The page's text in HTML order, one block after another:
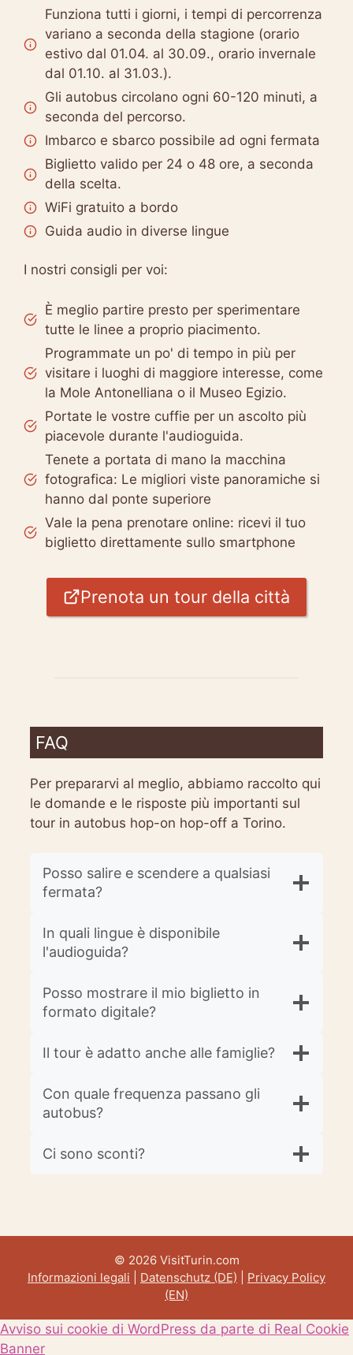
Funziona tutti i giorni, i tempi di percorrenza
variano a seconda della stagione (orario
estivo dal 01.04. al 30.09., orario invernale
dal 01.10. al 31.03.).
Gli autobus circolano ogni 60-120 minuti, a
seconda del percorso.
Imbarco e sbarco possibile ad ogni fermata
Biglietto valido per 24 o 48 ore, a seconda
della scelta.
WiFi gratuito a bordo
Guida audio in diverse lingue
I nostri consigli per voi:
È meglio partire presto per sperimentare
tutte le linee a proprio piacimento.
Programmate un po' di tempo in più per
visitare i luoghi di maggiore interesse, come
la Mole Antonelliana o il Museo Egizio.
Portate le vostre cuffie per un ascolto più
piacevole durante l'audioguida.
Tenete a portata di mano la macchina
fotografica: Le migliori viste panoramiche si
hanno dal ponte superiore
Vale la pena prenotare online: ricevi il tuo
biglietto direttamente sullo smartphone
Prenota un tour della città
FAQ
Per prepararvi al meglio, abbiamo raccolto qui
le domande e le risposte più importanti sul
tour in autobus hop-on hop-off a Torino.
Posso salire e scendere a qualsiasi
fermata?
In quali lingue è disponibile
l'audioguida?
Posso mostrare il mio biglietto in
formato digitale?
Il tour è adatto anche alle famiglie?
Con quale frequenza passano gli
autobus?
Ci sono sconti?
© 2026 VisitTurin.com
Informazioni legali
Datenschutz (DE)
Privacy Policy
(EN)
Avviso sui cookie di WordPress da parte di Real Cookie
Banner